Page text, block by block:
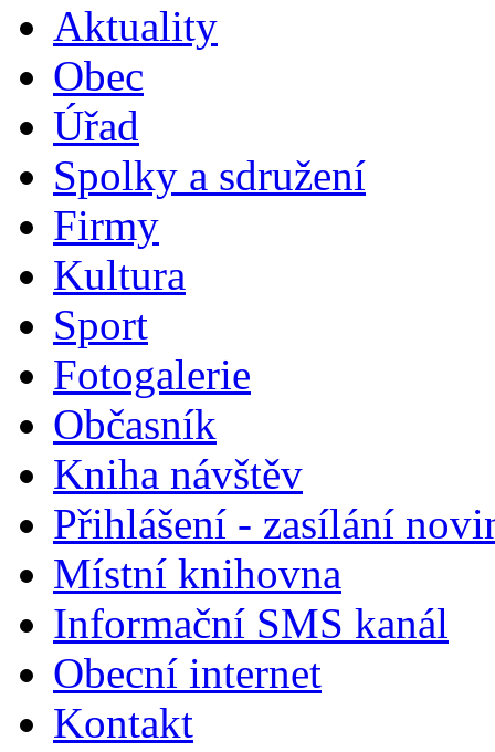
Aktuality
Obec
Úřad
Spolky a sdružení
Firmy
Kultura
Sport
Fotogalerie
Občasník
Kniha návštěv
Přihlášení - zasílání
Místní knihovna
Informační SMS kanál
Obecní internet
Kontakt